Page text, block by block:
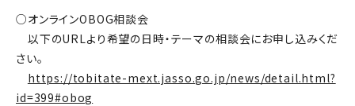
○オンラインOBOG相談会
以下のURLより希望の日時・テーマの相談会にお申し込みくだ
さい。
https://tobitate-mext.jasso.go.jp/news/detail.html?
id=399#obog